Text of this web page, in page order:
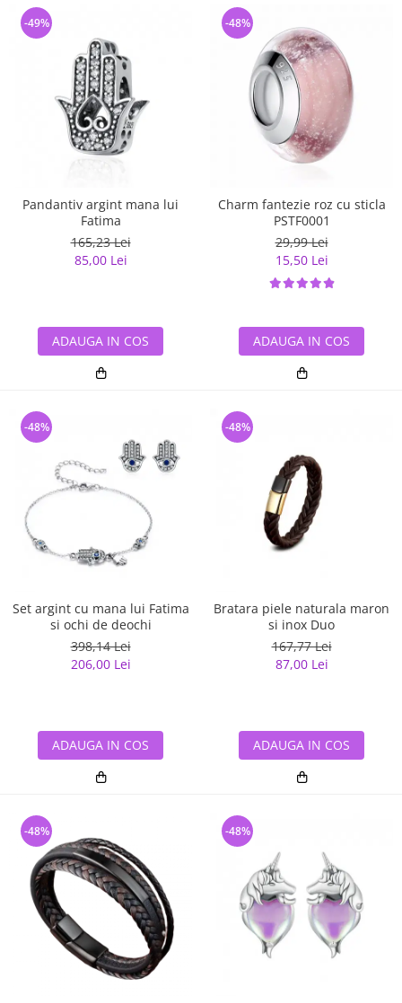
Pandantiv argint mana lui
Fatima
165,23 Lei
85,00 Lei
-49%
ADAUGA IN COS
Charm fantezie roz cu sticla
PSTF0001
29,99 Lei
15,50 Lei
-48%
ADAUGA IN COS
Set argint cu mana lui Fatima
si ochi de deochi
398,14 Lei
206,00 Lei
-48%
ADAUGA IN COS
Bratara piele naturala maron
si inox Duo
167,77 Lei
87,00 Lei
-48%
ADAUGA IN COS
-48% -48%